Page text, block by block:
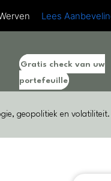
Lees
Gratis check van uw
portefeuille
geopolitiek en